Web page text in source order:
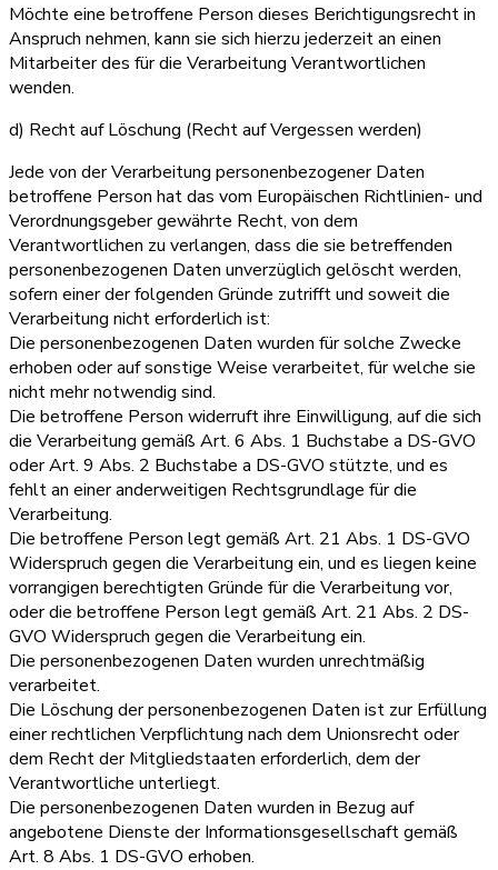
Möchte eine betroffene Person dieses Berichtigungsrecht in
Anspruch nehmen, kann sie sich hierzu jederzeit an einen
Mitarbeiter des für die Verarbeitung Verantwortlichen
wenden.
d) Recht auf Löschung (Recht auf Vergessen werden)
Jede von der Verarbeitung personenbezogener Daten
betroffene Person hat das vom Europäischen Richtlinien- und
Verordnungsgeber gewährte Recht, von dem
Verantwortlichen zu verlangen, dass die sie betreffenden
personenbezogenen Daten unverzüglich gelöscht werden,
sofern einer der folgenden Gründe zutrifft und soweit die
Verarbeitung nicht erforderlich ist:
Die personenbezogenen Daten wurden für solche Zwecke
erhoben oder auf sonstige Weise verarbeitet, für welche sie
nicht mehr notwendig sind.
Die betroffene Person widerruft ihre Einwilligung, auf die sich
die Verarbeitung gemäß Art. 6 Abs. 1 Buchstabe a DS-GVO
oder Art. 9 Abs. 2 Buchstabe a DS-GVO stützte, und es
fehlt an einer anderweitigen Rechtsgrundlage für die
Verarbeitung.
Die betroffene Person legt gemäß Art. 21 Abs. 1 DS-GVO
Widerspruch gegen die Verarbeitung ein, und es liegen keine
vorrangigen berechtigten Gründe für die Verarbeitung vor,
oder die betroffene Person legt gemäß Art. 21 Abs. 2 DS-
GVO Widerspruch gegen die Verarbeitung ein.
Die personenbezogenen Daten wurden unrechtmäßig
verarbeitet.
Die Löschung der personenbezogenen Daten ist zur Erfüllung
einer rechtlichen Verpflichtung nach dem Unionsrecht oder
dem Recht der Mitgliedstaaten erforderlich, dem der
Verantwortliche unterliegt.
Die personenbezogenen Daten wurden in Bezug auf
angebotene Dienste der Informationsgesellschaft gemäß
Art. 8 Abs. 1 DS-GVO erhoben.